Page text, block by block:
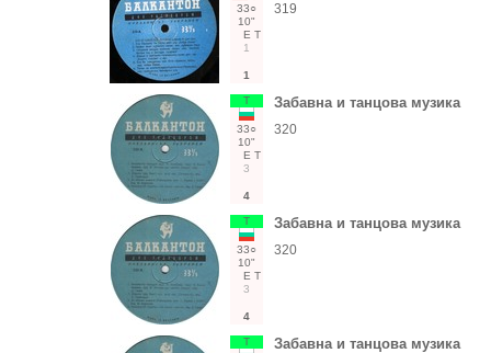
33○
10"
Е Т
1
1
319
Т
33○
10"
Е Т
3
4
Забавна и танцова музика
320
Т
33○
10"
Е Т
3
4
Забавна и танцова музика
320
Т Забавна и танцова музика